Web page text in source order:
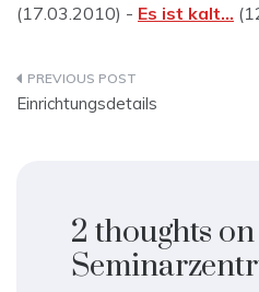
(17.03.2010) - Es ist kalt…
Einrichtungsdetails
2 thoughts on